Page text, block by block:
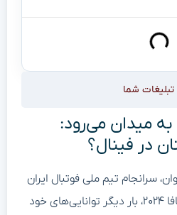
شما
ایران در کافا ۲۰۲۴ به میدان می‌رود:
در فینال؟
سرانجام تیم ملی فوتبال ایران
آماده است تا در تورنمنت کافا ۲۰۲۴، بار دیگر توانایی‌های خود